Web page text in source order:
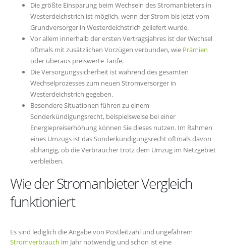
Die größte Einsparung beim Wechseln des Stromanbieters in
Westerdeichstrich ist möglich, wenn der Strom bis jetzt vom
Grundversorger in Westerdeichstrich geliefert wurde.
Vor allem innerhalb der ersten Vertragsjahres ist der Wechsel
oftmals mit zusätzlichen Vorzügen verbunden, wie Prämien
oder überaus preiswerte Tarife.
Die Versorgungssicherheit ist während des gesamten
Wechselprozesses zum neuen Stromversorger in
Westerdeichstrich gegeben.
Besondere Situationen führen zu einem
Sonderkündigungsrecht, beispielsweise bei einer
Energiepreiserhöhung können Sie dieses nutzen. Im Rahmen
eines Umzugs ist das Sonderkündigungsrecht oftmals davon
abhängig, ob die Verbraucher trotz dem Umzug im Netzgebiet
verbleiben.
Wie der Stromanbieter Vergleich
funktioniert
Es sind lediglich die Angabe von Postleitzahl und ungefährem
Stromverbrauch im Jahr notwendig und schon ist eine